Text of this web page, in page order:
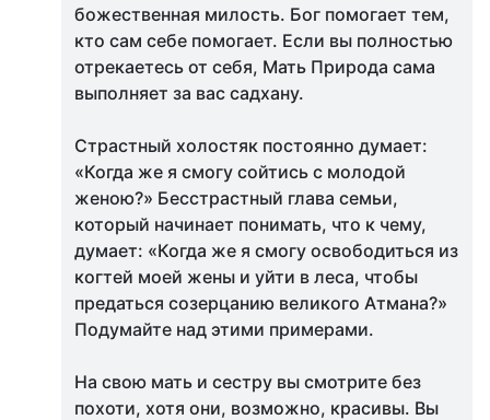
божественная милость. Бог помогает тем,
кто сам себе помогает. Если вы полностью
отрекаетесь от себя, Мать Природа сама
выполняет за вас садхану.
Страстный холостяк постоянно думает:
«Когда же я смогу сойтись с молодой
женою?» Бесстрастный глава семьи,
который начинает понимать, что к чему,
думает: «Когда же я смогу освободиться из
когтей моей жены и уйти в леса, чтобы
предаться созерцанию великого Атмана?»
Подумайте над этими примерами.
На свою мать и сестру вы смотрите без
похоти, хотя они, возможно, красивы. Вы